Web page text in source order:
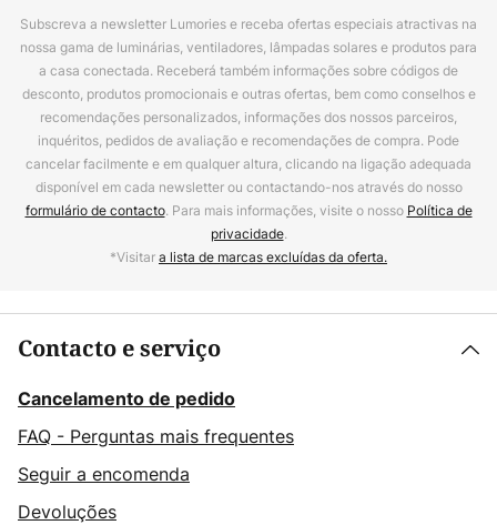
Subscreva a newsletter Lumories e receba ofertas especiais atractivas na
nossa gama de luminárias, ventiladores, lâmpadas solares e produtos para
a casa conectada. Receberá também informações sobre códigos de
desconto, produtos promocionais e outras ofertas, bem como conselhos e
recomendações personalizados, informações dos nossos parceiros,
inquéritos, pedidos de avaliação e recomendações de compra. Pode
cancelar facilmente e em qualquer altura, clicando na ligação adequada
disponível em cada newsletter ou contactando-nos através do nosso
formulário de contacto. Para mais informações, visite o nosso Política de
privacidade.
*Visitara lista de marcas excluídas da oferta.
Contacto e serviço
Cancelamento de pedido
FAQ - Perguntas mais frequentes
Seguir a encomenda
Devoluções